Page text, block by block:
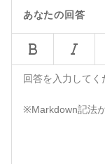
あなたの回答